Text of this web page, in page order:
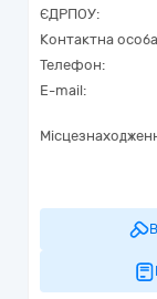
ЄДРПОУ:
Контактна
Телефон:
E-mail: